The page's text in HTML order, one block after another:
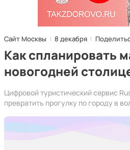
Сайт Москвы 8 декабря
Как спланировать
новогодней
Цифровой туристический сервис
превратить прогулку по городу в